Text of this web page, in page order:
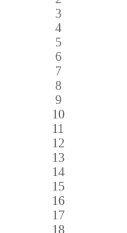
3
4
5
6
7
8
9
10
11
12
13
14
15
16
17
18